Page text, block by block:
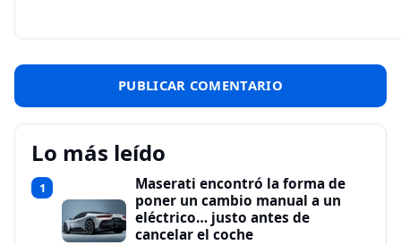
Lo más leído
1
Maserati encontró la forma de
poner un cambio manual a un
eléctrico… justo antes de
cancelar el coche